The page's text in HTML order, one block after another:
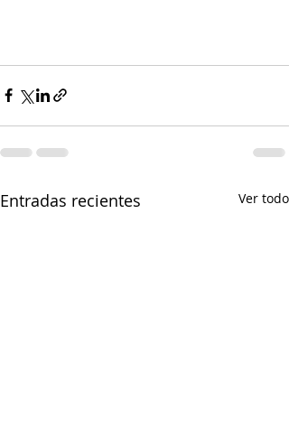
Entradas recientes Ver todo